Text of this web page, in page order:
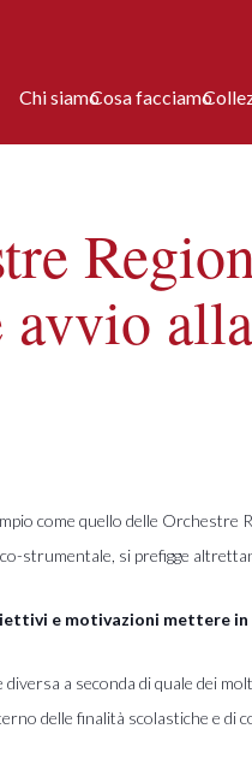
Chi siamoCosa facciamo
come quello delle Orchestre
strumentale, si prefigge
e motivazioni mettere in
a seconda di quale dei
delle finalità scolastiche e